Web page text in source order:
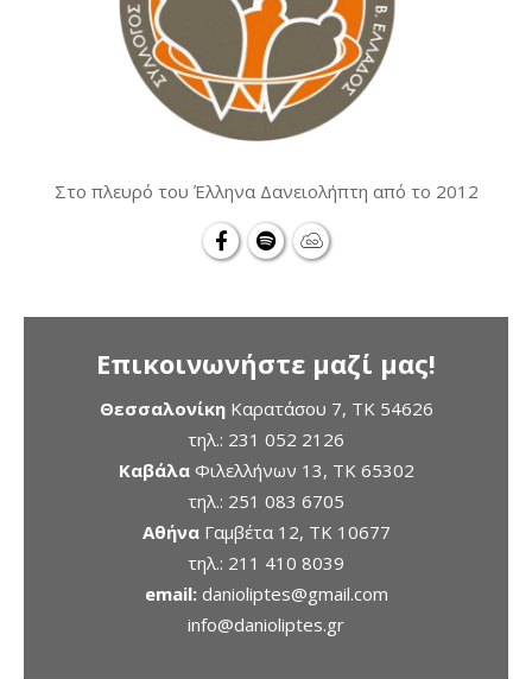
Στο πλευρό του Έλληνα Δανειολήπτη από το 2012
Επικοινωνήστε μαζί μας!
ΘεσσαλονίκηΚαρατάσου 7, TK 54626
τηλ.: 231 052 2126
ΚαβάλαΦιλελλήνων 13, ΤΚ 65302
τηλ.: 251 083 6705
ΑθήναΓαμβέτα 12, ΤΚ 10677
τηλ.: 211 410 8039
email: danioliptes@gmail.com
info@danioliptes.gr